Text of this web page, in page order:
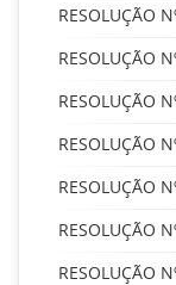
RESOLUÇÃO
RESOLUÇÃO
RESOLUÇÃO
RESOLUÇÃO
RESOLUÇÃO
RESOLUÇÃO
RESOLUÇÃO